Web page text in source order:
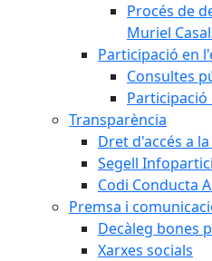
Procés de
Muriel
Participació en
Consultes
Transparència
Dret d'accés a
Segell
Codi Conducta
Premsa i
Decàleg bones
Xarxes socials